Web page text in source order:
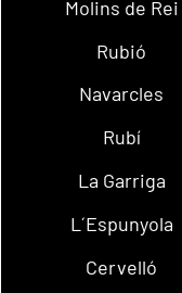
Molins de Rei
Rubió
Navarcles
Rubí
La Garriga
L´Espunyola
Cervelló